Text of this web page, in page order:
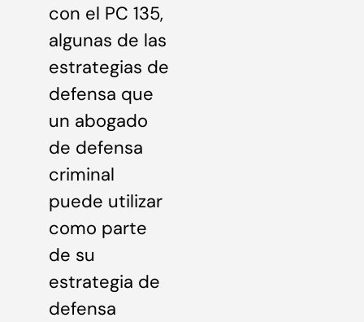
con el PC 135,
algunas de las
estrategias de
defensa que
un abogado
de defensa
criminal
puede utilizar
como parte
de su
estrategia de
defensa